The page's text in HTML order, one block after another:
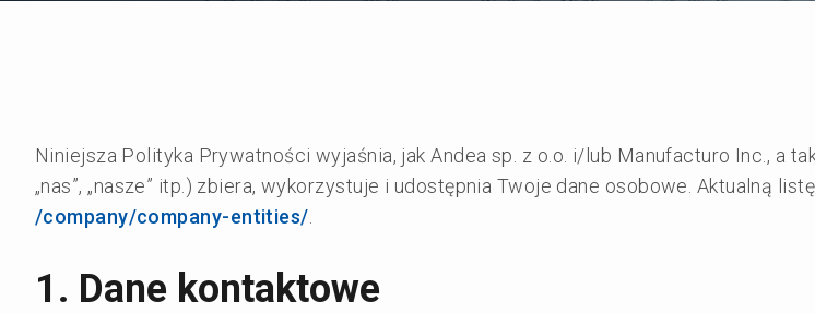
Niniejsza Polityka Prywatności wyjaśnia, jak Andea sp. z o.o. i/lub Manufacturo Inc., a
„nas”, „nasze” itp.) zbiera, wykorzystuje i udostępnia Twoje dane osobowe. Aktualną
/company/company-entities/
1. Dane kontaktowe